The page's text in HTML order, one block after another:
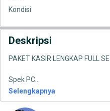
Kondisi
Deskripsi
PAKET KASIR LENGKAP FULL
Spek PC
Selengkapnya